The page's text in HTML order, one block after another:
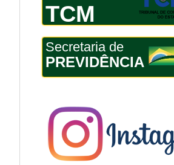
TCM
Secretaria de
PREVIDÊNCIA